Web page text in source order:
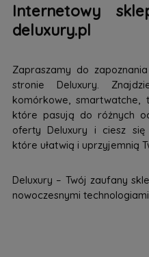
Internetowy
deluxury.pl
Zapraszamy do
stronie Deluxury.
komórkowe, smartwatche,
które pasują do różnych
oferty Deluxury i ciesz się
które ułatwią i uprzyjemnią
Deluxury – Twój zaufany
nowoczesnymi